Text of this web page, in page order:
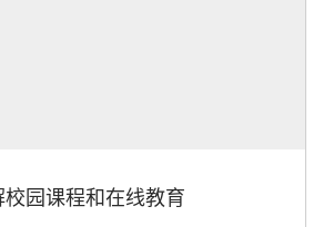
校园课程和在线教育